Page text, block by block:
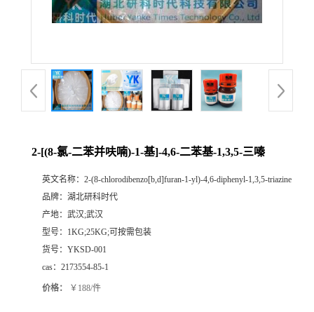
2-[(8-氯-二苯并呋喃)-1-基]-4,6-二苯基-1,3,5-三嗪
英文名称： 2-(8-chlorodibenzo[b,d]furan-1-yl)-4,6-diphenyl-1,3,5-triazine
品牌： 湖北研科时代
产地： 武汉;武汉
型号： 1KG;25KG;可按需包装
货号： YKSD-001
cas： 2173554-85-1
价格： ￥188/件